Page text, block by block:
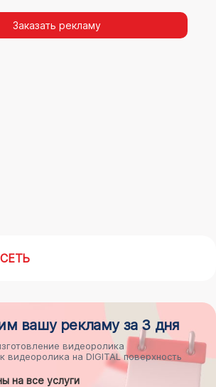
Заказать рекламу
вашу рекламуза 3 дня
видеоролика
видеоролика на DIGITAL поверхность
на все услуги